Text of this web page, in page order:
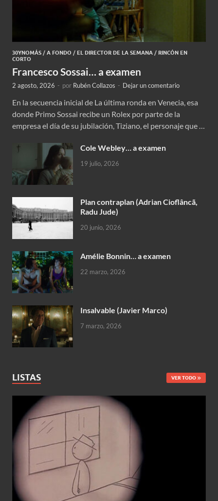
30YNOMÁS / A FONDO / EL DIRECTOR DE LA SEMANA / RINCÓN EN
CORTO
Francesco Sossai… a examen
2 agosto, 2026 - por Rubén Collazos - Dejar un comentario
En la secuencia inicial de La última ronda en Venecia, esa
donde Primo Sossai recibe un Rolex por parte de la
empresa el día de su jubilación, Tiziano, el personaje que …
Cole Webley… a examen
19 julio, 2026
Plan contraplan (Adrian Cioflâncã,
Radu Jude)
20 junio, 2026
Amélie Bonnin… a examen
22 marzo, 2026
Insalvable (Javier Marco)
7 marzo, 2026
LISTAS VER TODO